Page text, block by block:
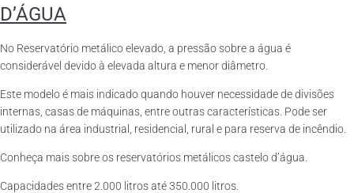
D’ÁGUA
No Reservatório metálico elevado, a pressão sobre a água é
considerável devido à elevada altura e menor diâmetro.
Este modelo é mais indicado quando houver necessidade de divisões
internas, casas de máquinas, entre outras características. Pode ser
utilizado na área industrial, residencial, rural e para reserva de incêndio.
Conheça mais sobre os reservatórios metálicos castelo d’água.
Capacidades entre 2.000 litros até 350.000 litros.